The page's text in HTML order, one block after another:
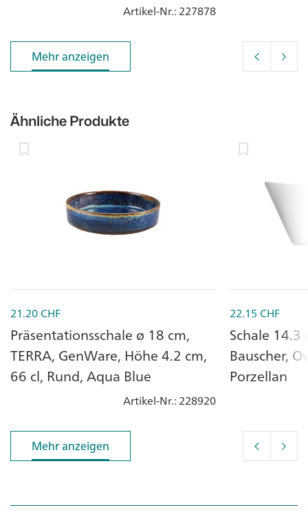
Artikel-Nr.: 227878
Mehr anzeigen
Mehr anzeigen
Ähnliche Produkte
21.20CHF
Präsentationsschale ø 18 cm,
TERRA, GenWare, Höhe 4.2 cm,
66 cl, Rund, Aqua Blue
Artikel-Nr.: 228920
22.15 CHF
Schale 14.3
Bauscher,
Porzellan
Mehr anzeigen
Mehr anzeigen